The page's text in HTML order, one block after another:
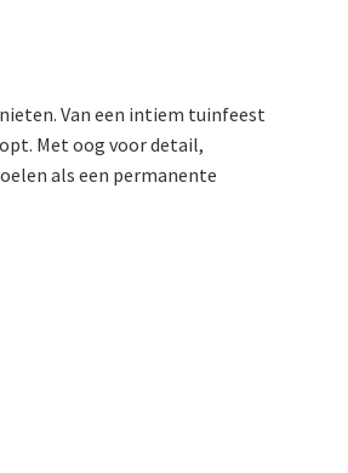
Van een intiem tuinfeest
Met oog voor detail,
als een permanente